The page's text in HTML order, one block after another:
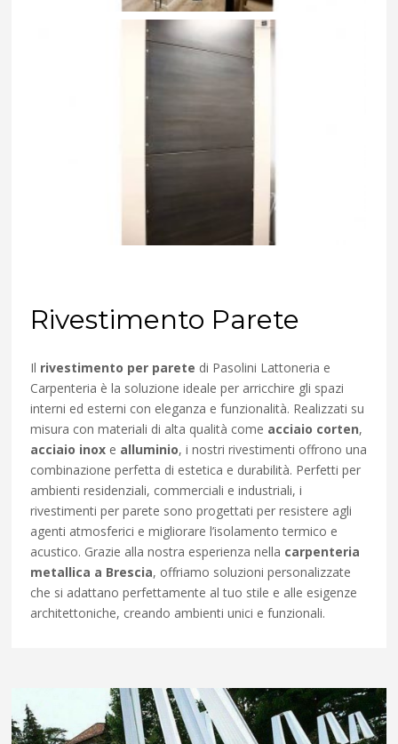
Rivestimento Parete
Il rivestimento per parete di Pasolini Lattoneria e
Carpenteria è la soluzione ideale per arricchire gli spazi
interni ed esterni con eleganza e funzionalità. Realizzati su
misura con materiali di alta qualità come acciaio corten,
acciaio inox e alluminio, i nostri rivestimenti offrono una
combinazione perfetta di estetica e durabilità. Perfetti per
ambienti residenziali, commerciali e industriali, i
rivestimenti per parete sono progettati per resistere agli
agenti atmosferici e migliorare l’isolamento termico e
acustico. Grazie alla nostra esperienza nella carpenteria
metallica a Brescia, offriamo soluzioni personalizzate
che si adattano perfettamente al tuo stile e alle esigenze
architettoniche, creando ambienti unici e funzionali.